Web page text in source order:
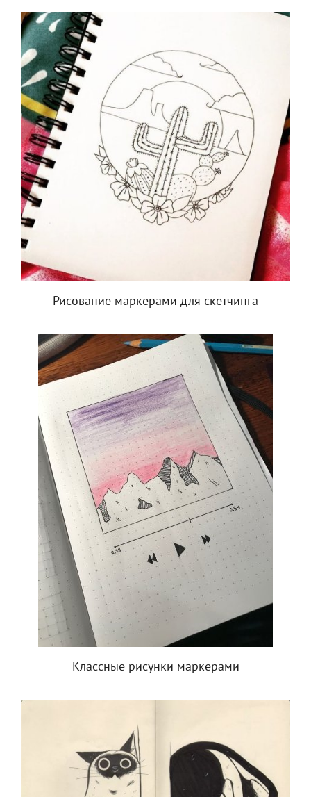
Рисование маркерами для скетчинга
Классные рисунки маркерами